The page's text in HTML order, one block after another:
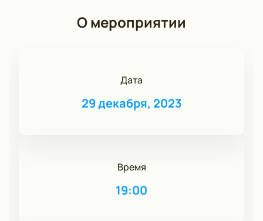
О мероприятии
Дата
29 декабря, 2023
Время
19:00